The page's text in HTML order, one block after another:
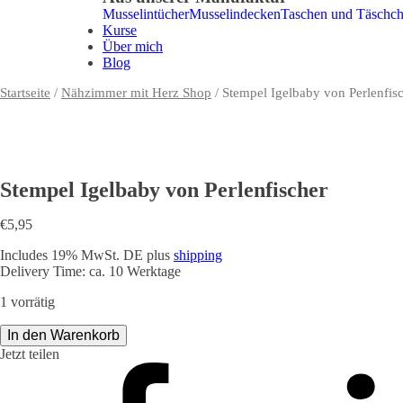
MusselintücherMusselindeckenTaschen und
Kurse
Über mich
Blog
Startseite / Nähzimmer mit Herz Shop / Stempel Igelbaby von
Stempel Igelbaby von Perlenfischer
€5,95
Includes 19% MwSt. DE plus shipping
Delivery Time: ca. 10 Werktage
1 vorrätig
Stempel
Igelbaby
von
In den Warenkorb
Jetzt teilen